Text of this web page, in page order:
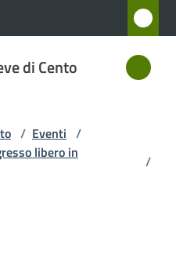
di Cento
/ Eventi /
libero in
/